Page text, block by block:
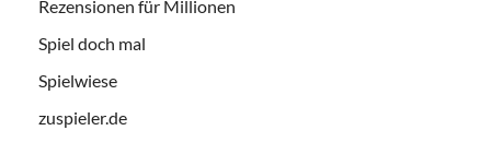
Rezensionen für Millionen
Spiel doch mal
Spielwiese
zuspieler.de